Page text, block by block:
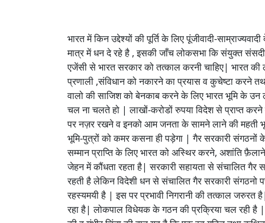
भारत में किन उद्देश्यों की पूर्ति के लिए पूंजीवादी-
मात्र में धन दे रहे है , इसकी जाँच लोकसभा कि संयुक्त
एजेंसी से भारत सरकार को तत्काल करनी चाहिए| भारत की
प्रणाली ,संविधान को नकारने का प्रयास व कुचेष्टा करने
वालो की साजिश को बेनकाब करने के लिए भारत भूमि के उन
चल ना चलते हो | लाखों-करोडों रुपया विदेश से प्राप्त करने
पर नज़र रखने व इनको आम जनता के सामने लाने की महती
भूमि-पुत्रों को कमर कसना ही पड़ेगा | गैर सरकारी संगठनों
सम्मान प्राप्ति के लिए भारत को अस्थिर करने, अशांति
जेहन में कौंधता रहता है| सरकारी सहायता से संचालित गैर
रहती है लेकिन विदेशी धन से संचालित गैर सरकारी संगठनो
रहस्यमयी है | इस पर प्रभावी निगरानी की तत्काल जरुरत
रहा है| लोकपाल विधेयक के गठन की प्रक्रिया चल रही है